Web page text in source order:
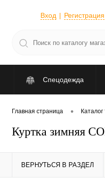
Вход Регистрация
Спецодежда
Главная страница •
Куртка зимняя
ВЕРНУТЬСЯ В РАЗДЕЛ